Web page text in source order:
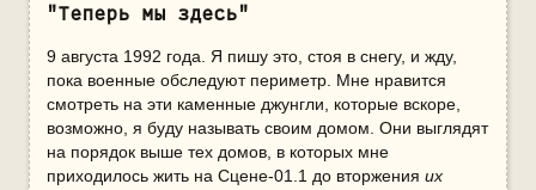
"Теперь мы здесь"
9 августа 1992 года. Я пишу это, стоя в снегу, и жду,
пока военные обследуют периметр. Мне нравится
смотреть на эти каменные джунгли, которые вскоре,
возможно, я буду называть своим домом. Они выглядят
на порядок выше тех домов, в которых мне
приходилось жить на Сцене-01.1 до вторжения их